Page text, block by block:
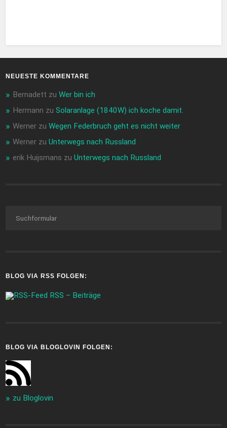
NEUESTE KOMMENTARE
Bernadett zuWer bin ich
Hermann zuSolaranlage (1840W) ich koche damit.
Werner zuWegen Federbruch geht es nicht weiter
Werner zuUnterwegs nach Russland
erik Huijsmans zuUnterwegs nach Russland
BLOG VIA RSS FOLGEN:
RSS – Beiträge
BLOG VIA BLOGLOVIN FOLGEN:
zu Bloglovin